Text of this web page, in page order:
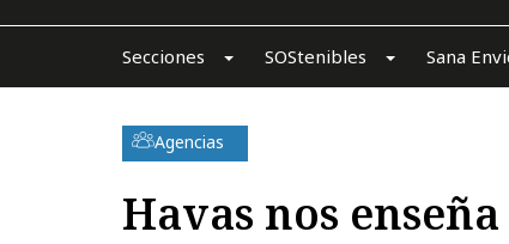
Secciones SOStenibles Sana
Agencias
Havas nos